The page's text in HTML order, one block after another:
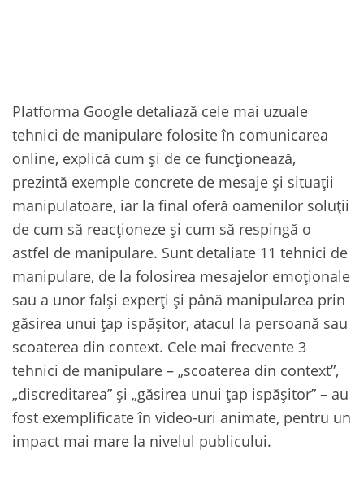
Platforma Google detaliază cele mai uzuale
tehnici de manipulare folosite în comunicarea
online, explică cum și de ce funcționează,
prezintă exemple concrete de mesaje și situații
manipulatoare, iar la final oferă oamenilor soluții
de cum să reacționeze și cum să respingă o
astfel de manipulare. Sunt detaliate 11 tehnici de
manipulare, de la folosirea mesajelor emoționale
sau a unor falși experți și până manipularea prin
găsirea unui țap ispășitor, atacul la persoană sau
scoaterea din context. Cele mai frecvente 3
tehnici de manipulare – „scoaterea din context”,
„discreditarea” și „găsirea unui țap ispășitor” – au
fost exemplificate în video-uri animate, pentru un
impact mai mare la nivelul publicului.